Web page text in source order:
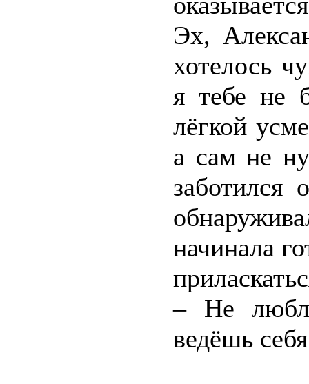
Эх,
хотелось
я тебе не
лёгкой
а сам не
начинала
– Не
ведёшь